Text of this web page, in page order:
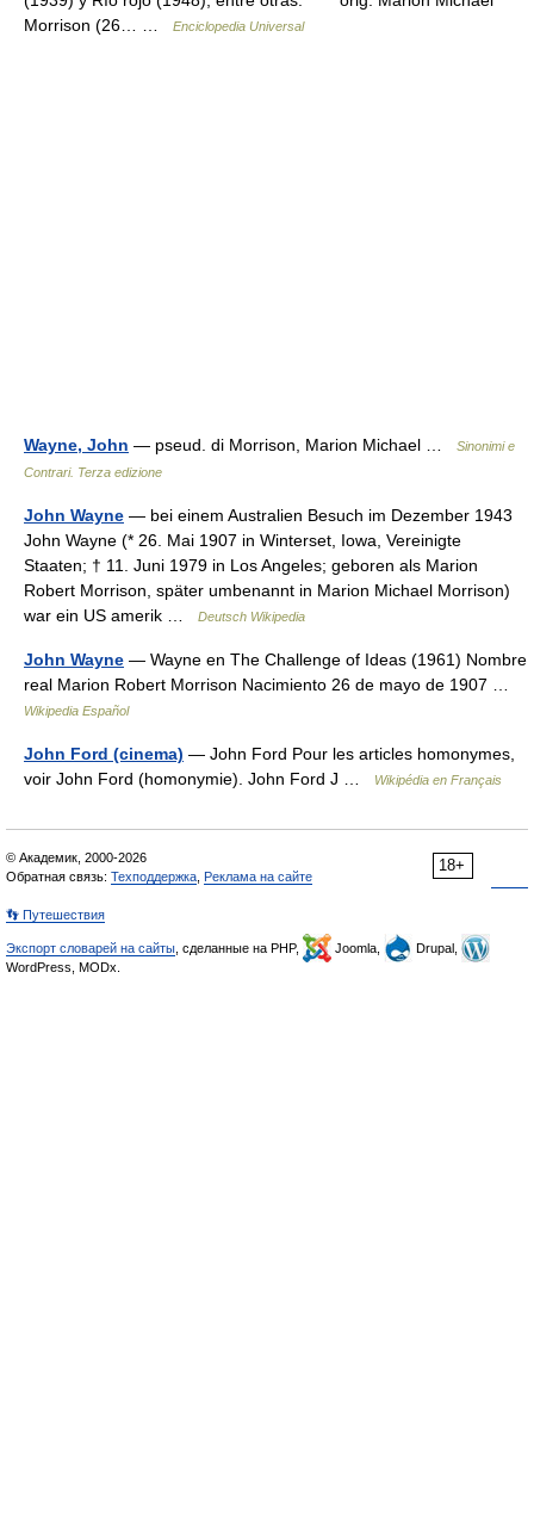
Morrison (26… …
Enciclopedia Universal
Wayne, John — pseud. di Morrison, Marion Michael …
Sinonimi e
Contrari. Terza edizione
John Wayne — bei einem Australien Besuch im Dezember 1943
John Wayne (* 26. Mai 1907 in Winterset, Iowa, Vereinigte
Staaten; † 11. Juni 1979 in Los Angeles; geboren als Marion
Robert Morrison, später umbenannt in Marion Michael Morrison)
war ein US amerik …
Deutsch Wikipedia
John Wayne — Wayne en The Challenge of Ideas (1961) Nombre
real Marion Robert Morrison Nacimiento 26 de mayo de 1907 …
Wikipedia Español
John Ford (cinema) — John Ford Pour les articles homonymes,
voir John Ford (homonymie). John Ford J …
Wikipédia en Français
18+
© Академик, 2000-2026
Обратная связь: Техподдержка Реклама на сайте
👣 Путешествия
Экспорт словарей на сайты , сделанные на PHP, Joomla,
Drupal,
WordPress, MODx.